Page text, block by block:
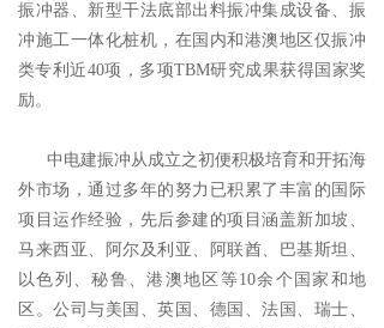
招贤纳才
ꄷ 校园招聘
联系我们
振冲器、新型干法底部出料振冲集成设备、振
冲施工一体化桩机，在国内和港澳地区仅振冲
类专利近40项，多项TBM研究成果获得国家奖
励。
中电建振冲从成立之初便积极培育和开拓海
外市场，通过多年的努力已积累了丰富的国际
项目运作经验，先后参建的项目涵盖新加坡、
马来西亚、阿尔及利亚、阿联酋、巴基斯坦、
以色列、秘鲁、港澳地区等10余个国家和地
区。公司与美国、英国、德国、法国、瑞士、